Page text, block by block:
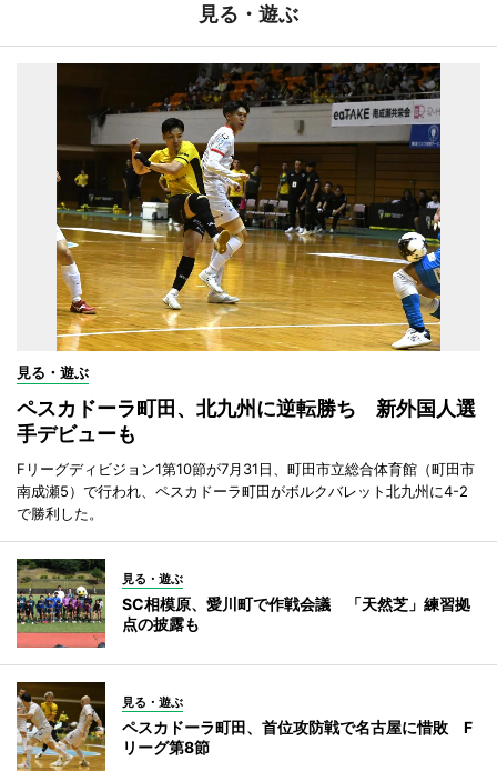
見る・遊ぶ
見る・遊ぶ
ペスカドーラ町田、北九州に逆転勝ち 新外国人選
手デビューも
Fリーグディビジョン1第10節が7月31日、町田市立総合体育館（町田市
南成瀬5）で行われ、ペスカドーラ町田がボルクバレット北九州に4-2
で勝利した。
見る・遊ぶ
SC相模原、愛川町で作戦会議 「天然芝」練習拠
点の披露も
見る・遊ぶ
ペスカドーラ町田、首位攻防戦で名古屋に惜敗 F
リーグ第8節